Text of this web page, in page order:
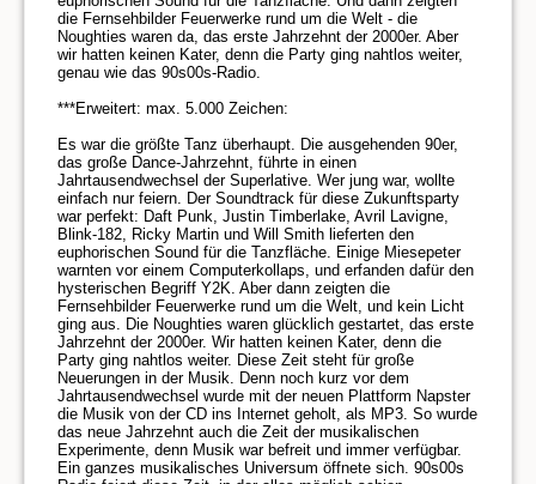
die Fernsehbilder Feuerwerke rund um die Welt - die
Noughties waren da, das erste Jahrzehnt der 2000er. Aber
wir hatten keinen Kater, denn die Party ging nahtlos weiter,
genau wie das 90s00s-Radio.
***Erweitert: max. 5.000 Zeichen:
Es war die größte Tanz überhaupt. Die ausgehenden 90er,
das große Dance-Jahrzehnt, führte in einen
Jahrtausendwechsel der Superlative. Wer jung war, wollte
einfach nur feiern. Der Soundtrack für diese Zukunftsparty
war perfekt: Daft Punk, Justin Timberlake, Avril Lavigne,
Blink-182, Ricky Martin und Will Smith lieferten den
euphorischen Sound für die Tanzfläche. Einige Miesepeter
warnten vor einem Computerkollaps, und erfanden dafür den
hysterischen Begriff Y2K. Aber dann zeigten die
Fernsehbilder Feuerwerke rund um die Welt, und kein Licht
ging aus. Die Noughties waren glücklich gestartet, das erste
Jahrzehnt der 2000er. Wir hatten keinen Kater, denn die
Party ging nahtlos weiter. Diese Zeit steht für große
Neuerungen in der Musik. Denn noch kurz vor dem
Jahrtausendwechsel wurde mit der neuen Plattform Napster
die Musik von der CD ins Internet geholt, als MP3. So wurde
das neue Jahrzehnt auch die Zeit der musikalischen
Experimente, denn Musik war befreit und immer verfügbar.
Ein ganzes musikalisches Universum öffnete sich. 90s00s